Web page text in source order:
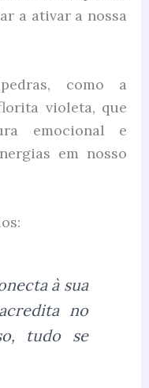
a ativar a nossa
como a
violeta, que
emocional e
em nosso
à sua
no
tudo se